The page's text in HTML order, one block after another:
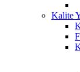
Kalite